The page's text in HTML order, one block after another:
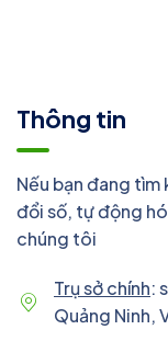
Thông tin
Nếu bạn đang tìm
đổi số, tự động
chúng tôi
Trụ sở chính:
Quảng Ninh,